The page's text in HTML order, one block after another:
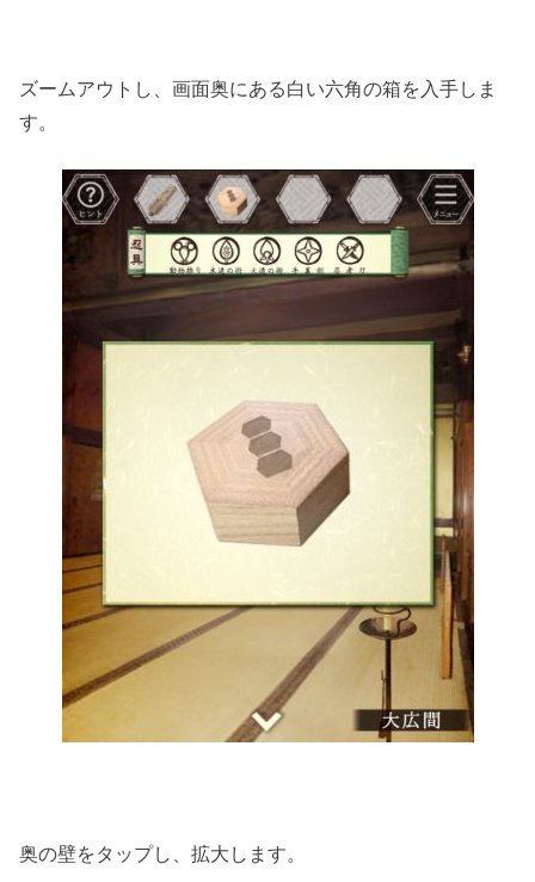
ズームアウトし、画面奥にある白い六角の箱を入手しま
す。
奥の壁をタップし、拡大します。